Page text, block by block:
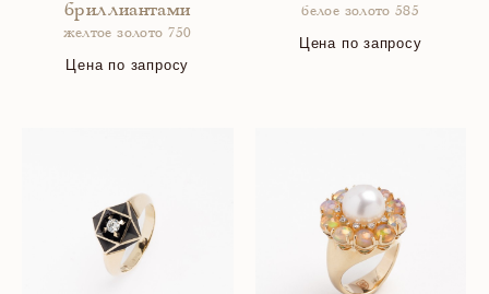
бриллиантами
желтое золото 750
Цена по запросу
белое золото 585
Цена по запросу